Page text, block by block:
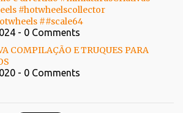
#hotwheelscollector
##scale64
- 0 Comments
COMPILAÇÃO E TRUQUES PARA
- 0 Comments